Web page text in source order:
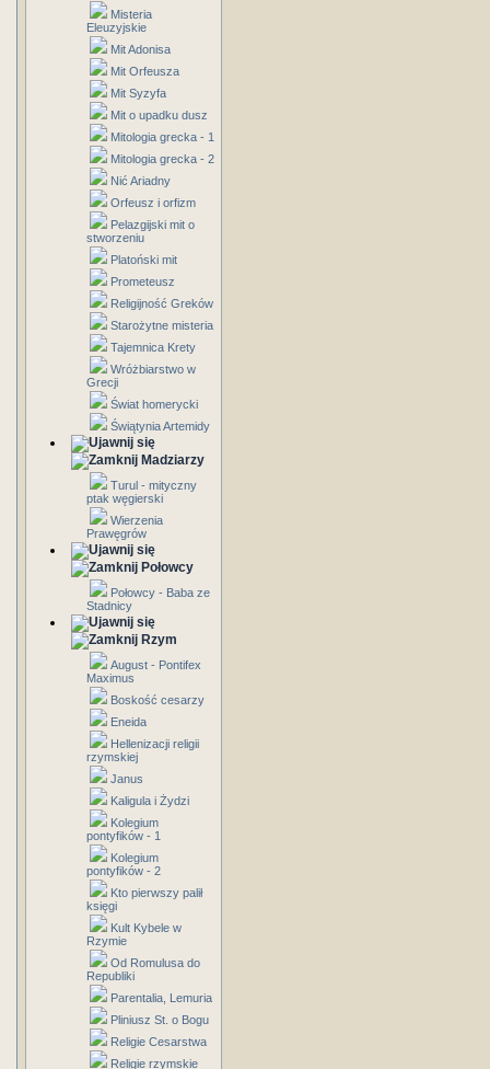
Misteria
Eleuzyjskie
Mit Adonisa
Mit Orfeusza
Mit Syzyfa
Mit o upadku dusz
Mitologia grecka - 1
Mitologia grecka - 2
Nić Ariadny
Orfeusz i orfizm
Pelazgijski mit o
stworzeniu
Platoński mit
Prometeusz
Religijność Greków
Starożytne misteria
Tajemnica Krety
Wróżbiarstwo w
Grecji
Świat homerycki
Świątynia Artemidy
Madziarzy
Turul - mityczny
ptak węgierski
Wierzenia
Prawęgrów
Połowcy
Połowcy - Baba ze
Stadnicy
Rzym
August - Pontifex
Maximus
Boskość cesarzy
Eneida
Hellenizacji religii
rzymskiej
Janus
Kaligula i Żydzi
Kolegium
pontyfików - 1
Kolegium
pontyfików - 2
Kto pierwszy palił
księgi
Kult Kybele w
Rzymie
Od Romulusa do
Republiki
Parentalia, Lemuria
Pliniusz St. o Bogu
Religie Cesarstwa
Religie rzymskie